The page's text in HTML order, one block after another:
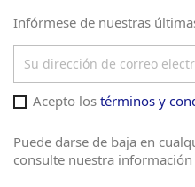
Infórmese de nuestras
Acepto los términos y
Puede darse de baja en
consulte nuestra